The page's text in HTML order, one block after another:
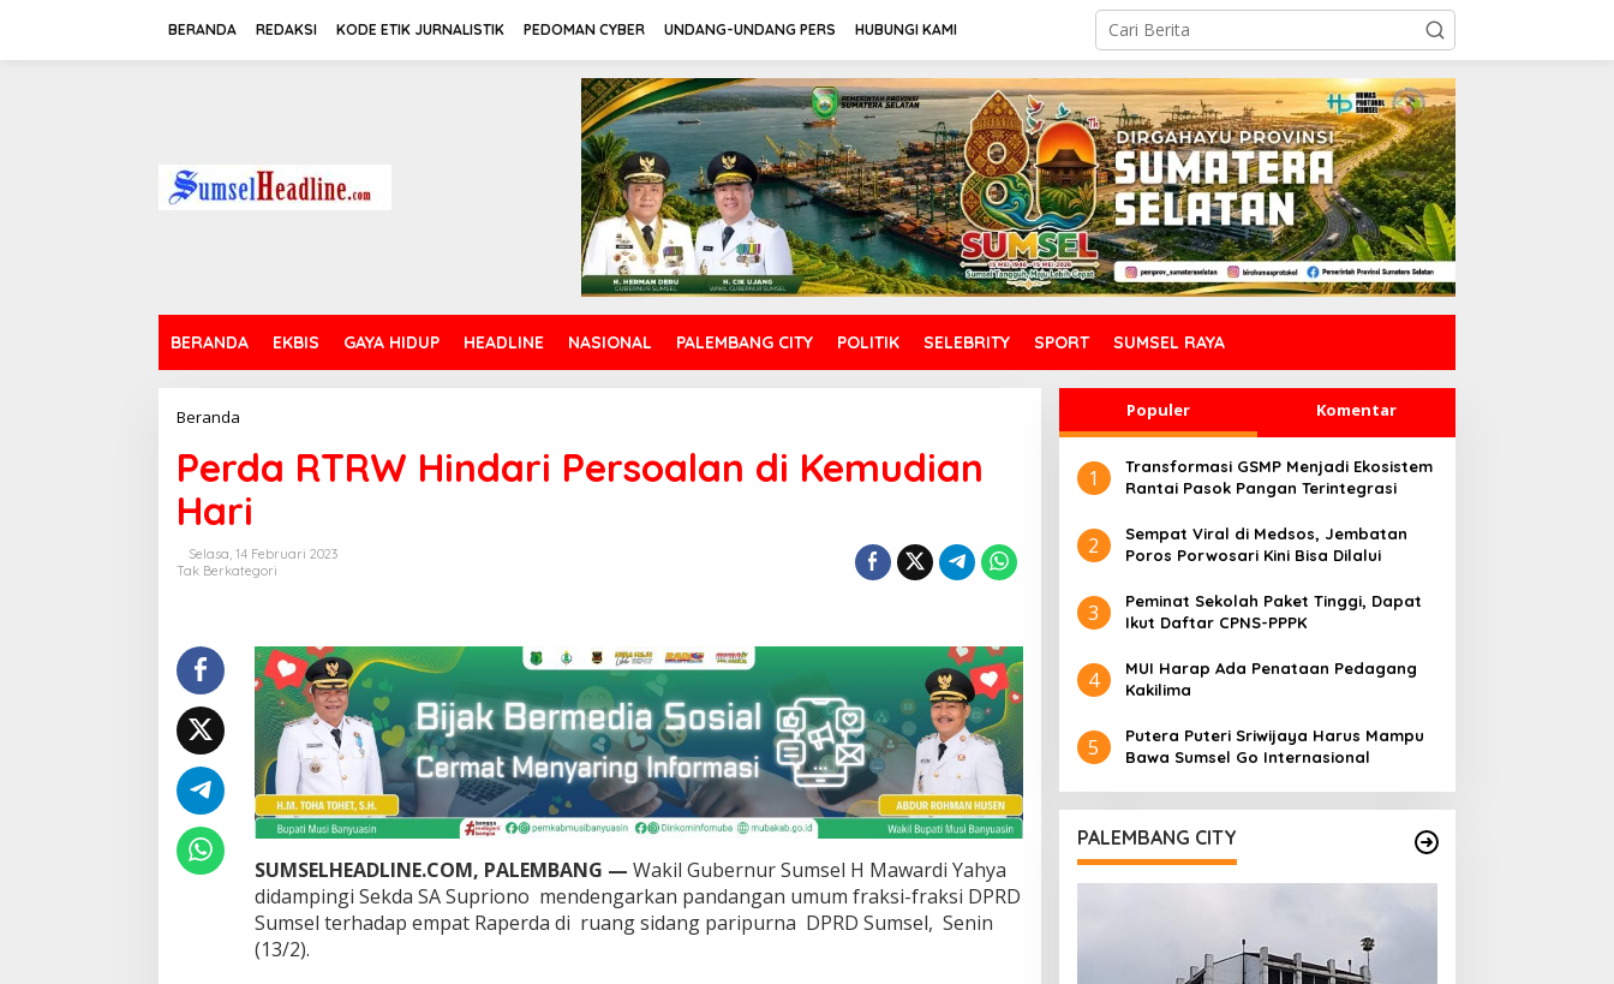
BERANDA REDAKSI KODE ETIK JURNALISTIK PEDOMAN CYBER UNDANG-UNDANG PERS HUBUNGI KAMI
BERANDA EKBIS GAYA HIDUP HEADLINE NASIONAL PALEMBANG CITY POLITIK SELEBRITY SPORT SUMSEL RAYA
Beranda
r
d
a
R
T
R
Perda RTRW Hindari Persoalan di Kemudian
Hari
Selasa, 14 Februari 2023
Tak Berkategori
SUMSELHEADLINE.COM, PALEMBANG — Wakil Gubernur Sumsel H Mawardi Yahya
didampingi Sekda SA Supriono mendengarkan pandangan umum fraksi-fraksi DPRD
Sumsel terhadap empat Raperda di ruang sidang paripurna DPRD Sumsel, Senin
(13/2).
Populer Komentar
1
Transformasi GSMP Menjadi Ekosistem
Rantai Pasok Pangan Terintegrasi
2
Sempat Viral di Medsos, Jembatan
Poros Porwosari Kini Bisa Dilalui
3
Peminat Sekolah Paket Tinggi, Dapat
Ikut Daftar CPNS-PPPK
4
MUI Harap Ada Penataan Pedagang
Kakilima
5
Putera Puteri Sriwijaya Harus Mampu
Bawa Sumsel Go Internasional
PALEMBANG CITY